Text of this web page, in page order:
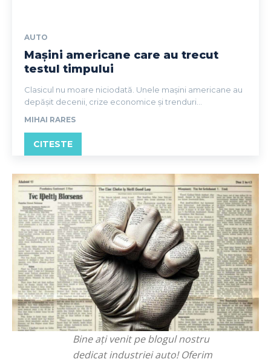
AUTO
Mașini americane care au trecut
testul timpului
Clasicul nu moare niciodată. Unele mașini americane au
depășit decenii, crize economice și trenduri...
MIHAI RARES
CITESTE
Bine ați venit pe blogul nostru
dedicat industriei auto! Oferim